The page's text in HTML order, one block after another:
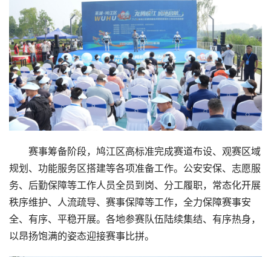
赛事筹备阶段，鸠江区高标准完成赛道布设、观赛区域
规划、功能服务区搭建等各项准备工作。公安安保、志愿服
务、后勤保障等工作人员全员到岗、分工履职，常态化开展
秩序维护、人流疏导、赛事保障等工作，全力保障赛事安
全、有序、平稳开展。各地参赛队伍陆续集结、有序热身，
以昂扬饱满的姿态迎接赛事比拼。